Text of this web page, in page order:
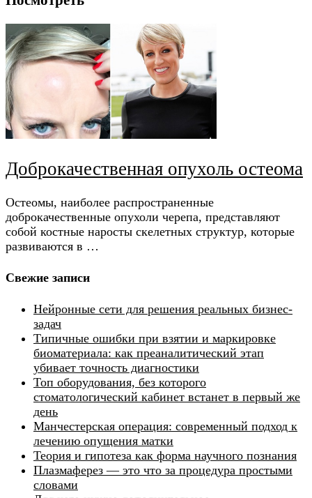
Доброкачественная опухоль остеома
Остеомы, наиболее распространенные
доброкачественные опухоли черепа, представляют
собой костные наросты скелетных структур, которые
развиваются в …
Свежие записи
Нейронные сети для решения реальных бизнес-
задач
Типичные ошибки при взятии и маркировке
биоматериала: как преаналитический этап
убивает точность диагностики
Топ оборудования, без которого
стоматологический кабинет встанет в первый же
день
Манчестерская операция: современный подход к
лечению опущения матки
Теория и гипотеза как форма научного познания
Плазмаферез — это что за процедура простыми
словами